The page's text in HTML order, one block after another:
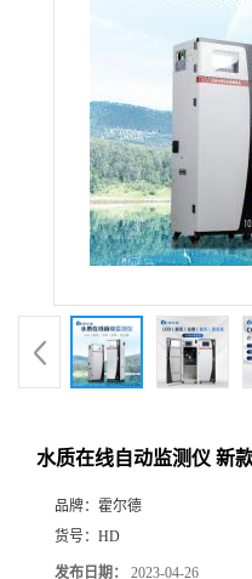
水质在线自动监测仪 新
品牌： 霍尔德
货号： HD
发布日期： 2023-04-26